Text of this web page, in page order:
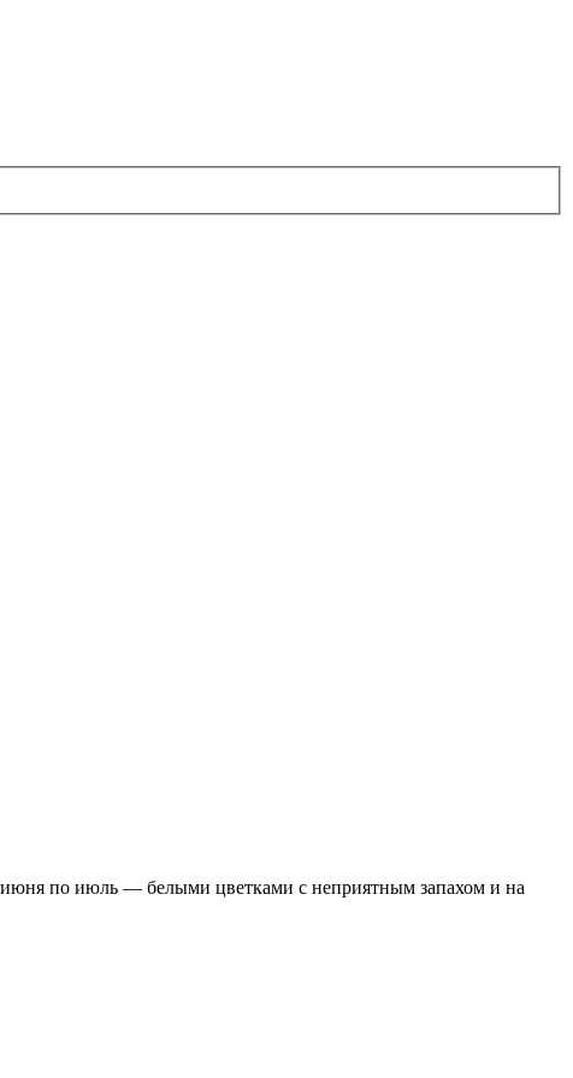
июня по июль — белыми цветками с неприятным запахом и на